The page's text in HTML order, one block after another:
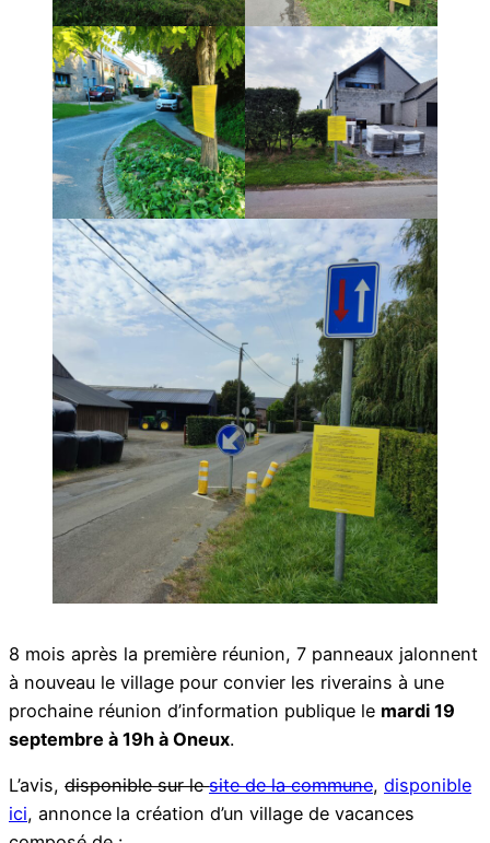
8 mois après la première réunion, 7 panneaux jalonnent
à nouveau le village pour convier les riverains à une
prochaine réunion d’information publique le mardi 19
septembre à 19h à Oneux.
L’avis, disponible sur lesite de la commune, disponible
ici, annonce la création d’un village de vacances